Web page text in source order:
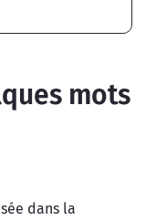
mots
dans la